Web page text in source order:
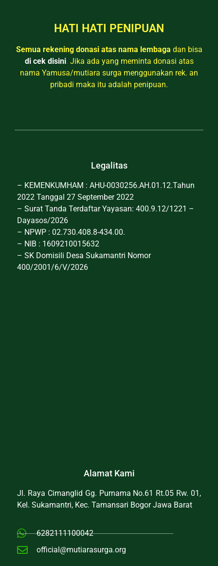
HATI HATI PENIPUAN
Semua rekening donasi atas nama lembaga dan bisa
di cek disini. Jika ada yang meminta donasi atas
nama Yamusa/mutiara surga menggunakan rek. an
pribadi maka itu adalah penipuan.
Legalitas
– KEMENKUMHAM : AHU-0030256.AH.01.12.Tahun
2022 Tanggal 27 September 2022
– Surat Tanda Terdaftar Yayasan: 400.9.12/1221 –
Dayasos/2026
– NPWP : 02.730.408.8-434.00.
– NIB : 1609210015632
– SK Domisili Desa Sukamantri Nomor
400/2001/6/V/2026
Alamat Kami
Jl. Raya Cimanglid Gg. Purnama No.61 Rt.05 Rw. 01,
Kel. Sukamantri, Kec. Tamansari Bogor Jawa Barat
6282111100042
official@mutiarasurga.org